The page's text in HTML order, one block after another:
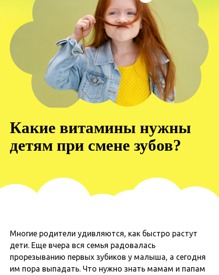
Какие витамины нужны
детям при смене зубов?
Многие родители удивляются, как быстро растут
дети. Еще вчера вся семья радовалась
прорезыванию первых зубиков у малыша, а сегодня
им пора выпадать. Что нужно знать мамам и папам